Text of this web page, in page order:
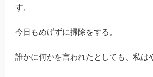
す。
今日もめげずに掃除をする。
誰かに何かを言われたとしても、私は